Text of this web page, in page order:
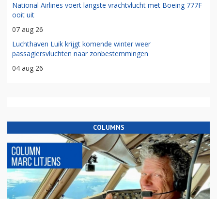
National Airlines voert langste vrachtvlucht met Boeing 777F
ooit uit
07 aug 26
Luchthaven Luik krijgt komende winter weer
passagiersvluchten naar zonbestemmingen
04 aug 26
COLUMNS